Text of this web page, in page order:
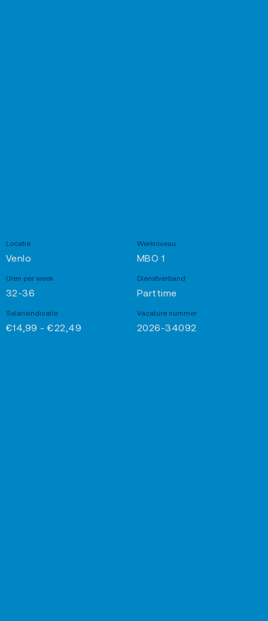
Locatie
Venlo
Werkniveau
MBO 1
Uren per week
32-36
Dienstverband
Parttime
Salarisindicatie
€14,99 - €22,49
Vacature nummer
2026-34092